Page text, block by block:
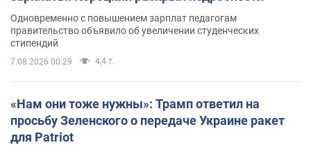
Одновременно с повышением зарплат педагогам
правительство объявило об увеличении студенческих
стипендий
7.08.2026 00:29 4,4 т.
«Нам они тоже нужны»: Трамп ответил на
просьбу Зеленского о передаче Украине ракет
для Patriot